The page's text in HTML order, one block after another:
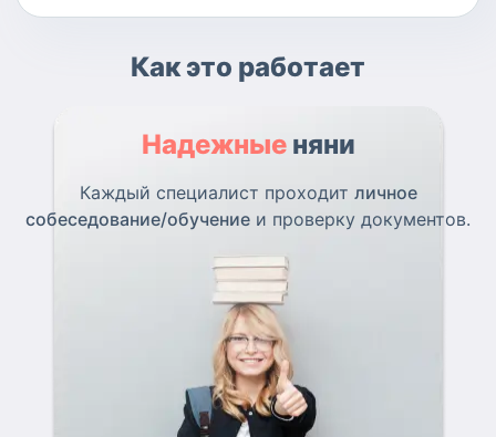
Как это работает
Надежные няни
Каждый специалист проходит личное
собеседование/обучение и проверку документов.